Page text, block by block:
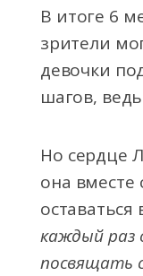
В итоге 6
зрители
девочки
шагов,
Но сердце
она
оставаться
каждый раз
посвящать